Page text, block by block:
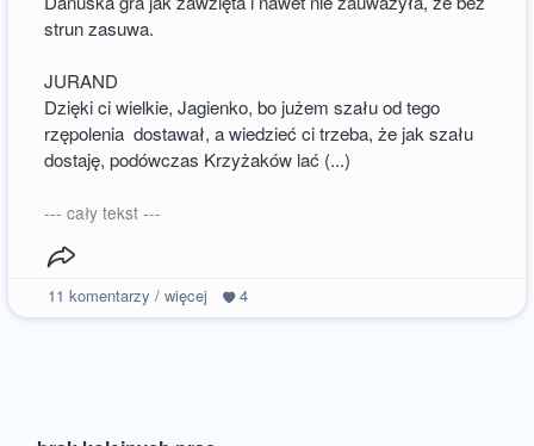
strun zasuwa.
JURAND
Dzięki ci wielkie, Jagienko, bo jużem szału od tego
rzępolenia dostawał, a wiedzieć ci trzeba, że jak szału
dostaję, podówczas Krzyżaków lać (...)
--- cały tekst ---
11 komentarzy / więcej 4